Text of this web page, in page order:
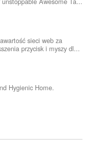
sieci web za
przycisk i myszy dl...
Hygienic Home.